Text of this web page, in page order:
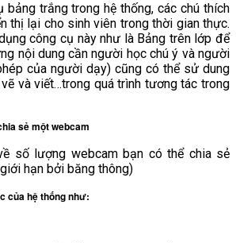
bảng trắng trong hệ thống, các chú thích
thị lại cho sinh viên trong thời gian thực.
công cụ này như là Bảng trên lớp để
nội dung cần người học chú ý và người
của người dạy) cũng có thể sử dung
và viết…trong quá trình tương tác trong
sẻ một webcam
số lượng webcam bạn có thể chia sẻ
hạn bởi băng thông)
của hệ thống như: